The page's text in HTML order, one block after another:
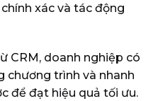
xác và tác động
CRM, doanh nghiệp có
chương trình và nhanh
để đạt hiệu quả tối ưu.